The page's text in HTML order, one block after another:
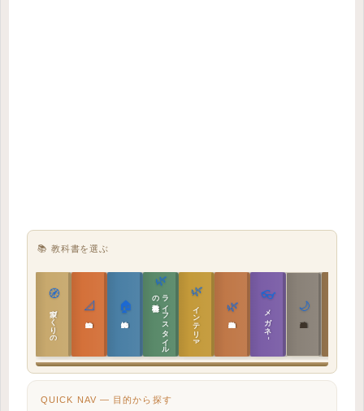
📚 教科書を選ぶ
🧭
家づくりの教科書 📐
実施設計の教科書
🏠
性能設計の教科書
🌿
ラ
イ
フ
ス
タ
イ
ル
の
教科書 🌿
インテリア設計 🌿
敷地設計の教科書
👓
メガネ｜転職 🌙
建築思想の教科書
QUICK NAV — 目的から探す